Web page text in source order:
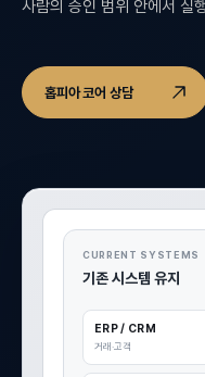
사람의 승인 범위 안에서 실
홉피아 코어 상담
CURRENT SYSTEMS
기존 시스템 유지
ERP / CRM
거래·고객